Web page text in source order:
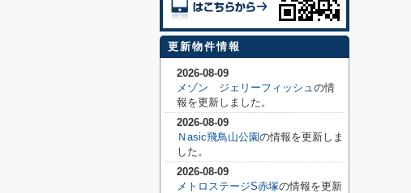
更新物件情報
2026-08-09
メゾン ジェリーフィッシュの情
報を更新しました。
2026-08-09
Ｎasic飛鳥山公園の情報を更新しま
した。
2026-08-09
メトロステージS赤塚の情報を更新